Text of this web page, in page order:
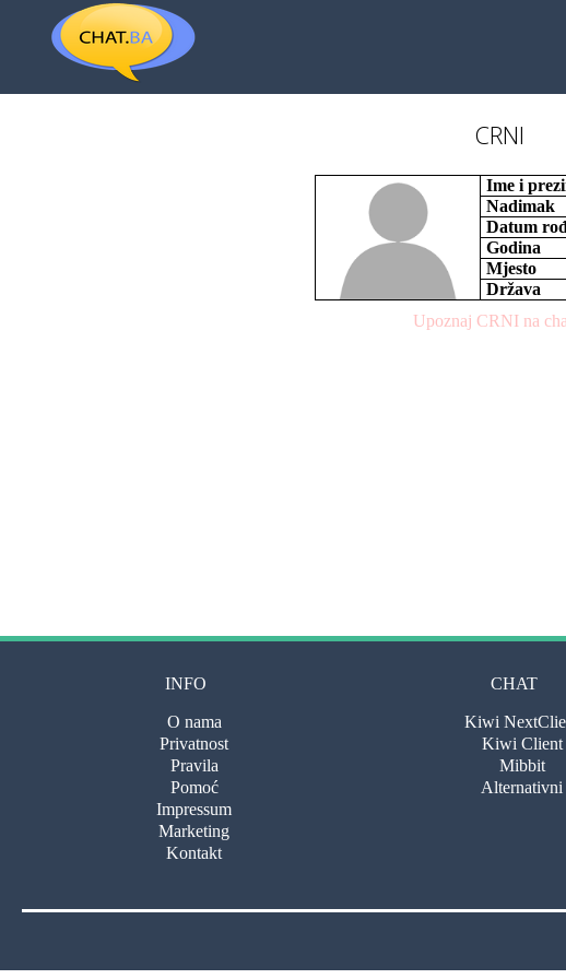
CRNI
Ime i
Nadimak
Datum
Godina
Mjesto
Država
Upoznaj CRNI na
INFO
O nama
Privatnost
Pravila
Pomoć
Impressum
Marketing
Kontakt
CHAT
Kiwi
Kiwi Client
Mibbit
Alternativni